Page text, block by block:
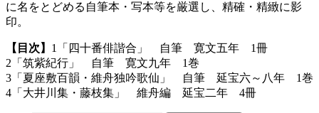
に名をとどめる自筆本・写本等を厳選し、精確・精緻に影
印。
【目次】 1「四十番俳諧合」 自筆 寛文五年 1冊
2「筑紫紀行」 自筆 寛文九年 1巻
3「夏座敷百韻・維舟独吟歌仙」 自筆 延宝六～八年 1巻
4「大井川集・藤枝集」 維舟編 延宝二年 4冊